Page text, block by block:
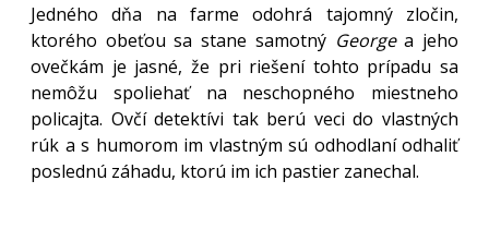
Jedného dňa na farme odohrá tajomný zločin,
ktorého obeťou sa stane samotný Georgea jeho
ovečkám je jasné, že pri riešení tohto prípadu sa
nemôžu spoliehať na neschopného miestneho
policajta. Ovčí detektívi tak berú veci do vlastných
rúk a s humorom im vlastným sú odhodlaní odhaliť
poslednú záhadu, ktorú im ich pastier zanechal.